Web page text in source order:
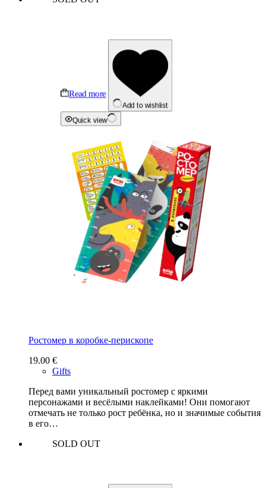
Read more
Add to wishlist
Quick view
Ростомер в коробке-перископе
19.00 €
Gifts
Перед вами уникальный ростомер с яркими
персонажами и весёлыми наклейками! Они помогают
отмечать не только рост ребёнка, но и значимые события
в его…
SOLD OUT